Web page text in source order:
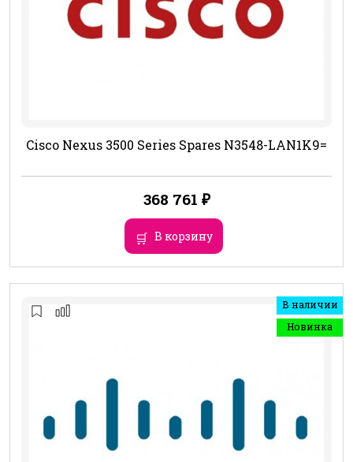
Cisco Nexus 3500 Series Spares N3548-LAN1K9=
368 761 ₽
В корзину
В наличии
Новинка